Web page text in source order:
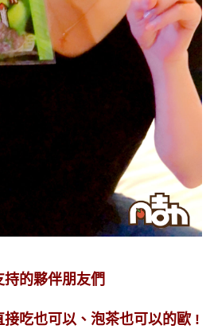
的夥伴朋友們
吃也可以、泡茶也可以的歐 !